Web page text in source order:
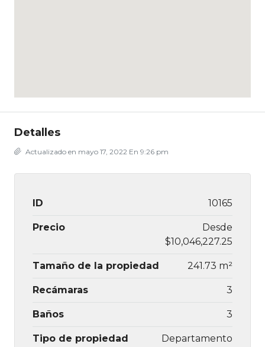
Detalles
Actualizado en mayo 17, 2022 En 9:26 pm
ID 10165
Precio
Desde
$10,046,227.25
Tamaño de la propiedad 241.73 m²
Recámaras 3
Baños 3
Tipo de propiedad Departamento